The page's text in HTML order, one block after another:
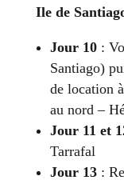
Ile de
Jour 10:
Santiago)
de location
au nord –
Jour 11 et
Tarrafal
Jour 13: